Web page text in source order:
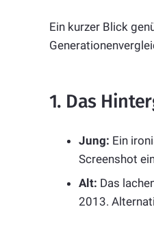
Ein kurzer Blick
1. Das
Jung: Ein
Screenshot
Alt: Das
2013.